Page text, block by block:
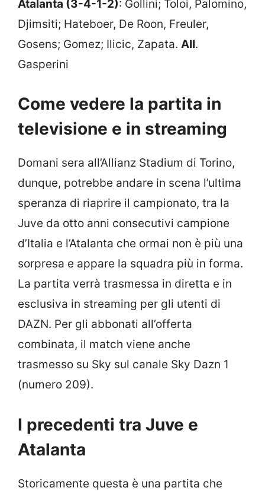
Atalanta (3-4-1-2): Gollini; Toloi, Palomino,
Djimsiti; Hateboer, De Roon, Freuler,
Gosens; Gomez; Ilicic, Zapata. All.
Gasperini
Come vedere la partita in
televisione e in streaming
Domani sera all’Allianz Stadium di Torino,
dunque, potrebbe andare in scena l’ultima
speranza di riaprire il campionato, tra la
Juve da otto anni consecutivi campione
d’Italia e l’Atalanta che ormai non è più una
sorpresa e appare la squadra più in forma.
La partita verrà trasmessa in diretta e in
esclusiva in streaming per gli utenti di
DAZN. Per gli abbonati all’offerta
combinata, il match viene anche
trasmesso su Sky sul canale Sky Dazn 1
(numero 209).
I precedenti tra Juve e
Atalanta
Storicamente questa è una partita che